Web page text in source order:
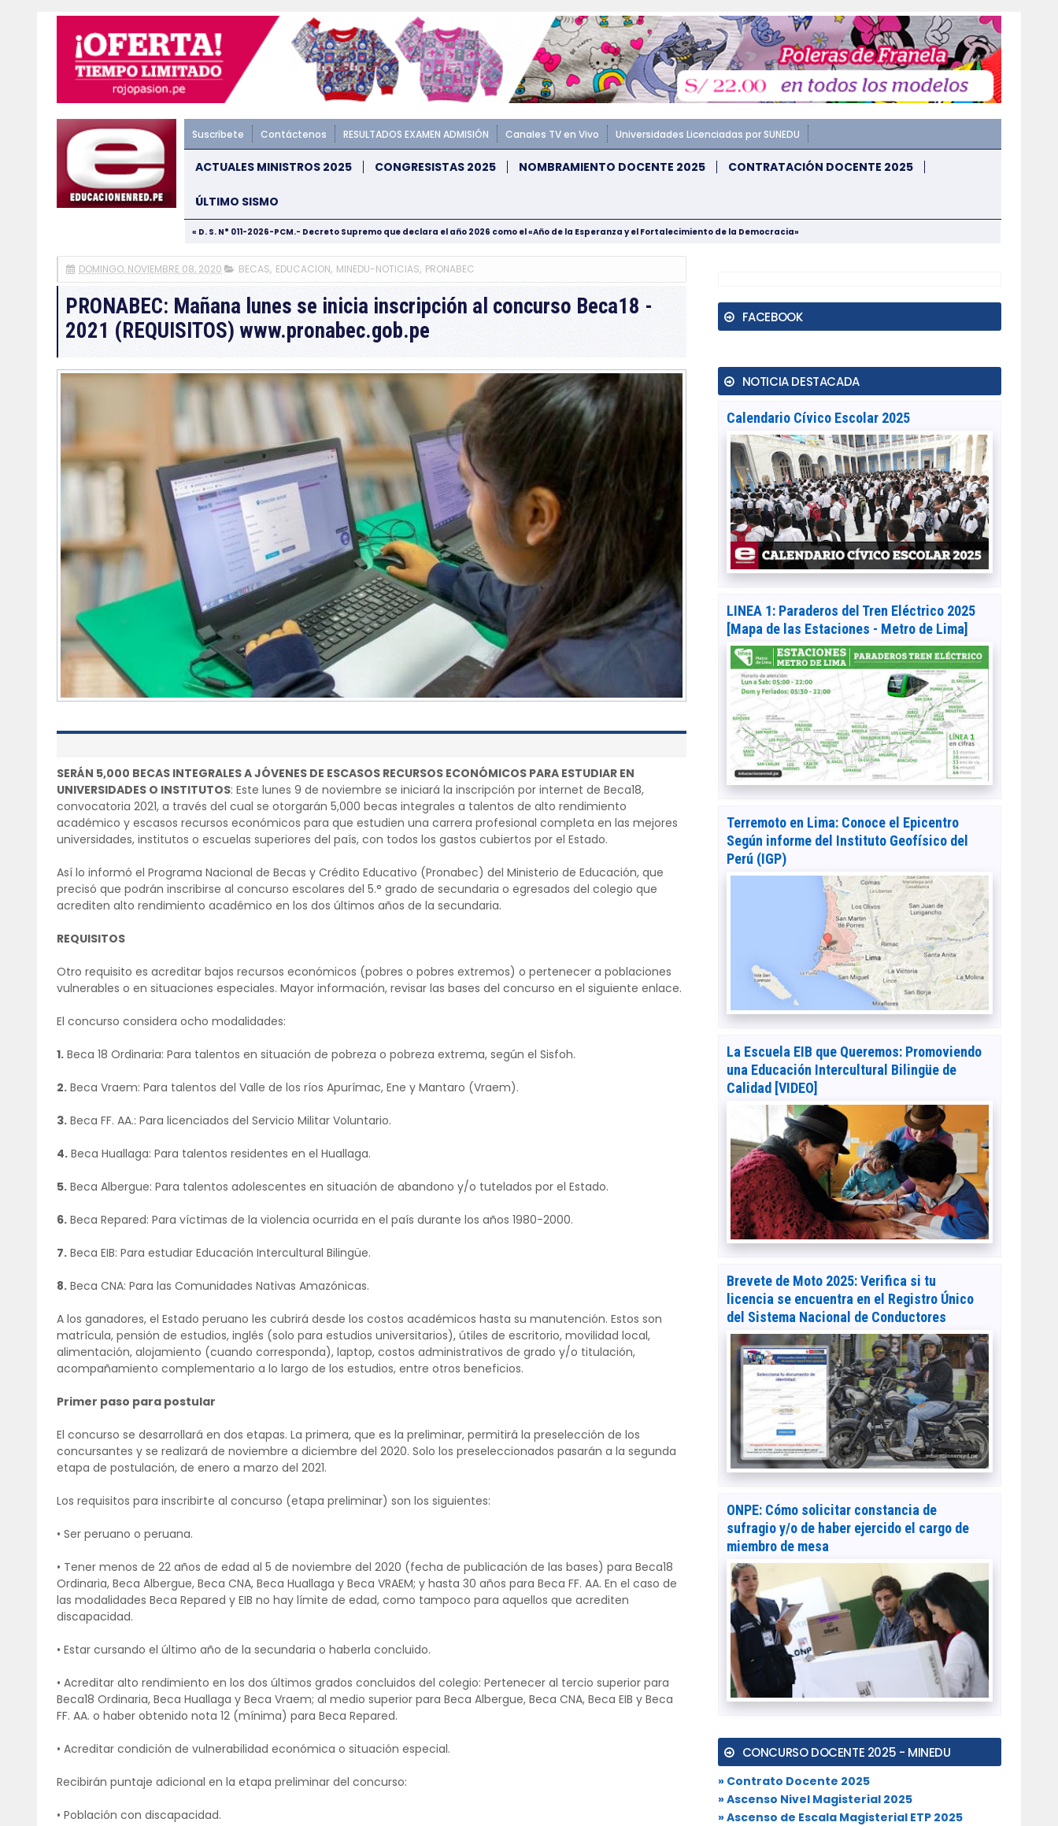
Suscríbete Contáctenos RESULTADOS EXAMEN ADMISIÓN Canales TV en Vivo Universidades Licenciadas por SUNEDU
ACTUALES MINISTROS 2025 CONGRESISTAS 2025 NOMBRAMIENTO DOCENTE 2025 CONTRATACIÓN DOCENTE 2025
ÚLTIMO SISMO
« D. S. N° 011-2026-PCM.- Decreto Supremo que declara el año 2026 como el «Año de la Esperanza y el Fortalecimiento de la Democracia»
DOMINGO, NOVIEMBRE 08, 2020 BECAS, EDUCACION, MINEDU-NOTICIAS, PRONABEC
PRONABEC: Mañana lunes se inicia inscripción al concurso Beca18 -
2021 (REQUISITOS) www.pronabec.gob.pe
SERÁN 5,000 BECAS INTEGRALES A JÓVENES DE ESCASOS RECURSOS ECONÓMICOS PARA ESTUDIAR EN
UNIVERSIDADES O INSTITUTOS: Este lunes 9 de noviembre se iniciará la inscripción por internet de Beca18,
convocatoria 2021, a través del cual se otorgarán 5,000 becas integrales a talentos de alto rendimiento
académico y escasos recursos económicos para que estudien una carrera profesional completa en las mejores
universidades, institutos o escuelas superiores del país, con todos los gastos cubiertos por el Estado.
Así lo informó el Programa Nacional de Becas y Crédito Educativo (Pronabec) del Ministerio de Educación, que
precisó que podrán inscribirse al concurso escolares del 5.° grado de secundaria o egresados del colegio que
acrediten alto rendimiento académico en los dos últimos años de la secundaria.
REQUISITOS
Otro requisito es acreditar bajos recursos económicos (pobres o pobres extremos) o pertenecer a poblaciones
vulnerables o en situaciones especiales. Mayor información, revisar las bases del concurso en el siguiente enlace.
El concurso considera ocho modalidades:
1. Beca 18 Ordinaria: Para talentos en situación de pobreza o pobreza extrema, según el Sisfoh.
2. Beca Vraem: Para talentos del Valle de los ríos Apurímac, Ene y Mantaro (Vraem).
3. Beca FF. AA.: Para licenciados del Servicio Militar Voluntario.
4. Beca Huallaga: Para talentos residentes en el Huallaga.
5. Beca Albergue: Para talentos adolescentes en situación de abandono y/o tutelados por el Estado.
6. Beca Repared: Para víctimas de la violencia ocurrida en el país durante los años 1980-2000.
7. Beca EIB: Para estudiar Educación Intercultural Bilingüe.
8. Beca CNA: Para las Comunidades Nativas Amazónicas.
A los ganadores, el Estado peruano les cubrirá desde los costos académicos hasta su manutención. Estos son
matrícula, pensión de estudios, inglés (solo para estudios universitarios), útiles de escritorio, movilidad local,
alimentación, alojamiento (cuando corresponda), laptop, costos administrativos de grado y/o titulación,
acompañamiento complementario a lo largo de los estudios, entre otros beneficios.
Primer paso para postular
El concurso se desarrollará en dos etapas. La primera, que es la preliminar, permitirá la preselección de los
concursantes y se realizará de noviembre a diciembre del 2020. Solo los preseleccionados pasarán a la segunda
etapa de postulación, de enero a marzo del 2021.
Los requisitos para inscribirte al concurso (etapa preliminar) son los siguientes:
• Ser peruano o peruana.
• Tener menos de 22 años de edad al 5 de noviembre del 2020 (fecha de publicación de las bases) para Beca18
Ordinaria, Beca Albergue, Beca CNA, Beca Huallaga y Beca VRAEM; y hasta 30 años para Beca FF. AA. En el caso de
las modalidades Beca Repared y EIB no hay límite de edad, como tampoco para aquellos que acrediten
discapacidad.
• Estar cursando el último año de la secundaria o haberla concluido.
• Acreditar alto rendimiento en los dos últimos grados concluidos del colegio: Pertenecer al tercio superior para
Beca18 Ordinaria, Beca Huallaga y Beca Vraem; al medio superior para Beca Albergue, Beca CNA, Beca EIB y Beca
FF. AA. o haber obtenido nota 12 (mínima) para Beca Repared.
• Acreditar condición de vulnerabilidad económica o situación especial.
Recibirán puntaje adicional en la etapa preliminar del concurso:
• Población con discapacidad.
FACEBOOK
NOTICIA DESTACADA
Calendario Cívico Escolar 2025
LINEA 1: Paraderos del Tren Eléctrico 2025
[Mapa de las Estaciones - Metro de Lima]
Terremoto en Lima: Conoce el Epicentro
Según informe del Instituto Geofísico del
Perú (IGP)
La Escuela EIB que Queremos: Promoviendo
una Educación Intercultural Bilingüe de
Calidad [VIDEO]
Brevete de Moto 2025: Verifica si tu
licencia se encuentra en el Registro Único
del Sistema Nacional de Conductores
ONPE: Cómo solicitar constancia de
sufragio y/o de haber ejercido el cargo de
miembro de mesa
CONCURSO DOCENTE 2025 - MINEDU
» Contrato Docente 2025
» Ascenso Nivel Magisterial 2025
» Ascenso de Escala Magisterial ETP 2025